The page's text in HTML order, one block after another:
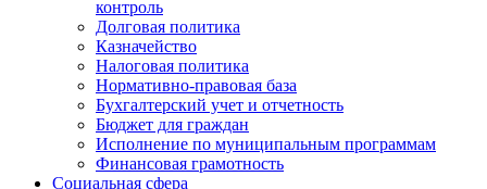
контроль
Долговая политика
Казначейство
Налоговая политика
Нормативно-правовая база
Бухгалтерский учет и отчетность
Бюджет для граждан
Исполнение по муниципальным программам
Финансовая грамотность
Социальная сфера